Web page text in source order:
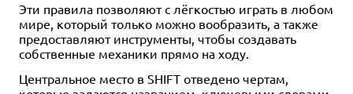
Набор игр "Замес": "Полный
СМЭШ"
Уведомить о наличии
Каскадия
Уведомить о наличии
Маленькая Каскадия
Уведомить о наличии
Великие высоты
Уведомить о наличии
Мистическая Долина.
Расширенное издание
Купить
Зоократия
Уведомить о наличии
На старт, внимание, вскачь!
Уведомить о наличии
Марипосас
Уведомить о наличии
Потрясающий город
Купить
Крошечные города
1 отзыв
Уведомить о наличии
Крошечные города. Звон
монет
Уведомить о наличии
Крошечные города. Умельцы
Уведомить о наличии
Город удачи
2 отзыва
Уведомить о наличии
Эти правила позволяют с лёгкостью играть в любом
мире, который только можно вообразить, а также
предоставляют инструменты, чтобы создавать
собственные механики прямо на ходу.
Центральное место в SHIFT отведено чертам,